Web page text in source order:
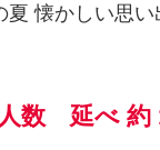
懐かしい思い
数 延べ 約